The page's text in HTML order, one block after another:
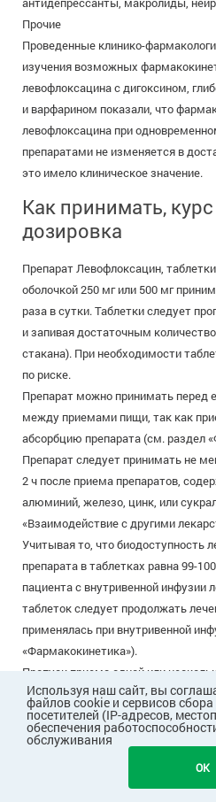
Прочие
Проведенные клинико-
изучения возможных
левофлоксацина с дигоксином,
и варфарином показали, что
левофлоксацина при
препаратами не изменяется в
это имело клиническое значение.
Как принимать,
дозировка
Препарат Левофлоксацин,
оболочкой 250 мг или 500 мг
раза в сутки. Таблетки следует
и запивая достаточным
стакана). При необходимости
по риске.
Препарат можно принимать перед
между приемами пищи, так как
абсорбцию препарата (см. раздел
Препарат следует принимать не
2 ч после приема препаратов,
алюминий, железо, цинк, или
«Взаимодействие с другими
Учитывая то, что биодоступность
препарата в таблетках равна 99-
пациента с внутривенной инфузии
таблеток следует продолжать
применялась при внутривенной
«Фармакокинетика»).
Пропуск приема одной или
Если случайно пропущен прием
скорее, принять очередную дозу и
принимать препарат
Используя наш сайт, вы
файлов cookie и сервисов
посетителей (IP-адресов,
обеспечения
обслуживания
OK